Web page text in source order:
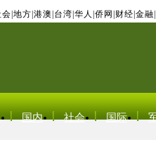
会 地方 港澳 台湾 华人 侨网 财经 金融
国内 社会 国际